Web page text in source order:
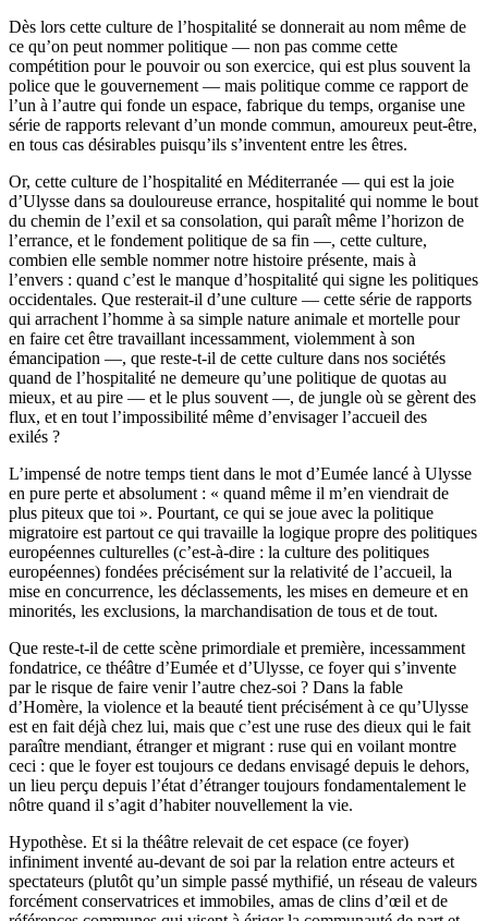
Dès lors cette culture de l’hospitalité se donnerait au nom même de
ce qu’on peut nommer politique — non pas comme cette
compétition pour le pouvoir ou son exercice, qui est plus souvent la
police que le gouvernement — mais politique comme ce rapport de
l’un à l’autre qui fonde un espace, fabrique du temps, organise une
série de rapports relevant d’un monde commun, amoureux peut-être,
en tous cas désirables puisqu’ils s’inventent entre les êtres.
Or, cette culture de l’hospitalité en Méditerranée — qui est la joie
d’Ulysse dans sa douloureuse errance, hospitalité qui nomme le bout
du chemin de l’exil et sa consolation, qui paraît même l’horizon de
l’errance, et le fondement politique de sa fin —, cette culture,
combien elle semble nommer notre histoire présente, mais à
l’envers : quand c’est le manque d’hospitalité qui signe les politiques
occidentales. Que resterait-il d’une culture — cette série de rapports
qui arrachent l’homme à sa simple nature animale et mortelle pour
en faire cet être travaillant incessamment, violemment à son
émancipation —, que reste-t-il de cette culture dans nos sociétés
quand de l’hospitalité ne demeure qu’une politique de quotas au
mieux, et au pire — et le plus souvent —, de jungle où se gèrent des
flux, et en tout l’impossibilité même d’envisager l’accueil des
exilés ?
L’impensé de notre temps tient dans le mot d’Eumée lancé à Ulysse
en pure perte et absolument : « quand même il m’en viendrait de
plus piteux que toi ». Pourtant, ce qui se joue avec la politique
migratoire est partout ce qui travaille la logique propre des politiques
européennes culturelles (c’est-à-dire : la culture des politiques
européennes) fondées précisément sur la relativité de l’accueil, la
mise en concurrence, les déclassements, les mises en demeure et en
minorités, les exclusions, la marchandisation de tous et de tout.
Que reste-t-il de cette scène primordiale et première, incessamment
fondatrice, ce théâtre d’Eumée et d’Ulysse, ce foyer qui s’invente
par le risque de faire venir l’autre chez-soi ? Dans la fable
d’Homère, la violence et la beauté tient précisément à ce qu’Ulysse
est en fait déjà chez lui, mais que c’est une ruse des dieux qui le fait
paraître mendiant, étranger et migrant : ruse qui en voilant montre
ceci : que le foyer est toujours ce dedans envisagé depuis le dehors,
un lieu perçu depuis l’état d’étranger toujours fondamentalement le
nôtre quand il s’agit d’habiter nouvellement la vie.
Hypothèse. Et si la théâtre relevait de cet espace (ce foyer)
infiniment inventé au-devant de soi par la relation entre acteurs et
spectateurs (plutôt qu’un simple passé mythifié, un réseau de valeurs
forcément conservatrices et immobiles, amas de clins d’œil et de